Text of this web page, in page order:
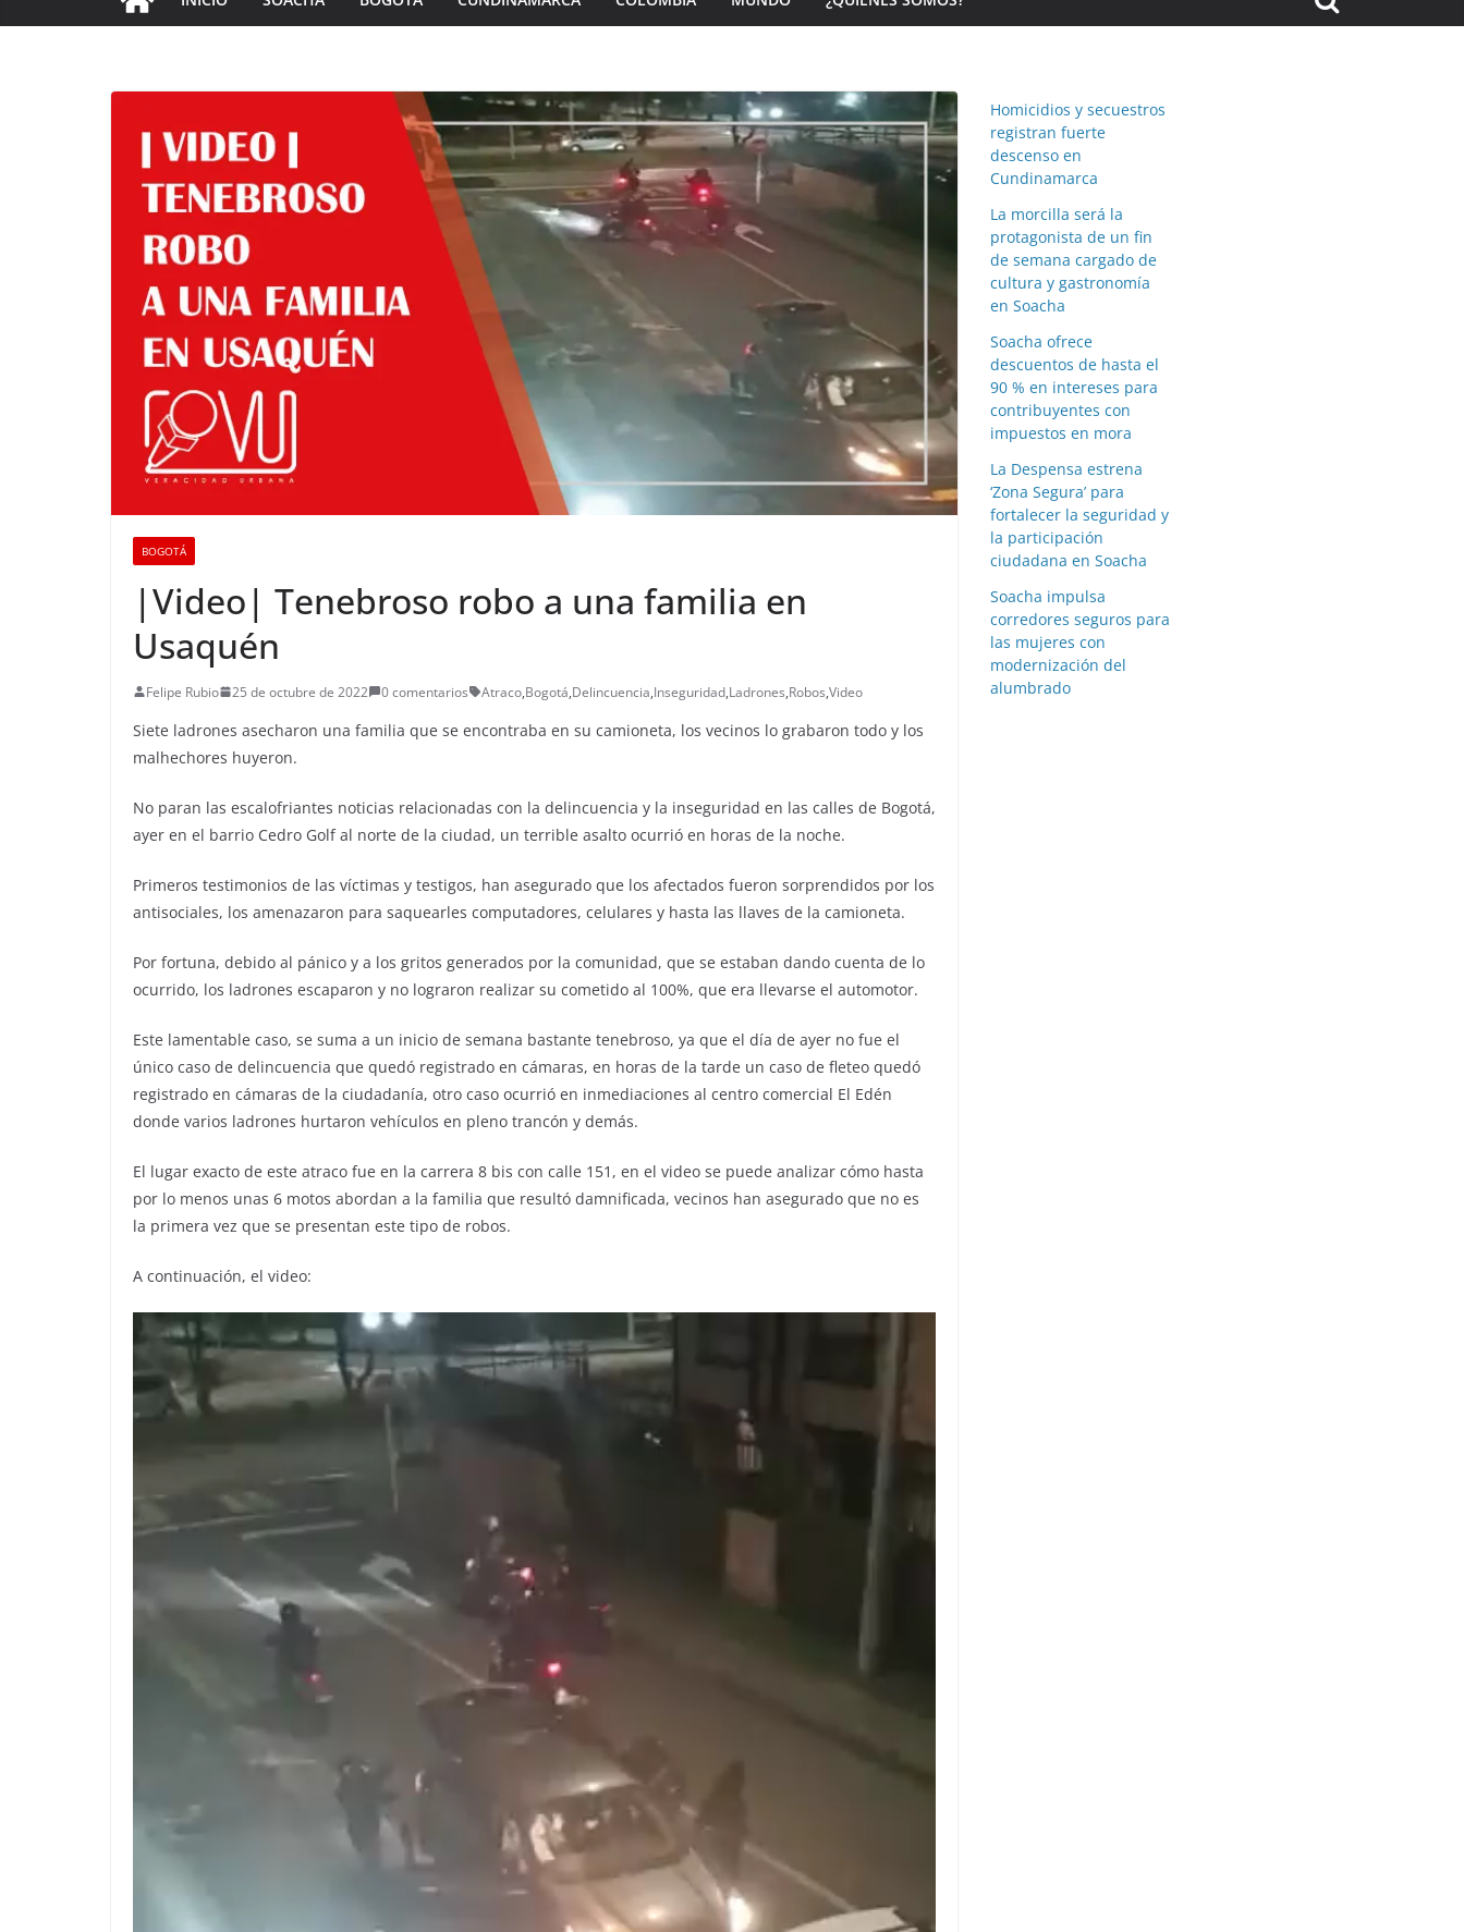
BOGOTÁ
|Video| Tenebroso robo a una familia en
Usaquén
Felipe Rubio 25 de octubre de 2022 0 comentarios Atraco,Bogotá,Delincuencia,Inseguridad,Ladrones,Robos,Video
Siete ladrones asecharon una familia que se encontraba en su camioneta, los vecinos lo grabaron todo y los
malhechores huyeron.
No paran las escalofriantes noticias relacionadas con la delincuencia y la inseguridad en las calles de Bogotá,
ayer en el barrio Cedro Golf al norte de la ciudad, un terrible asalto ocurrió en horas de la noche.
Primeros testimonios de las víctimas y testigos, han asegurado que los afectados fueron sorprendidos por los
antisociales, los amenazaron para saquearles computadores, celulares y hasta las llaves de la camioneta.
Por fortuna, debido al pánico y a los gritos generados por la comunidad, que se estaban dando cuenta de lo
ocurrido, los ladrones escaparon y no lograron realizar su cometido al 100%, que era llevarse el automotor.
Este lamentable caso, se suma a un inicio de semana bastante tenebroso, ya que el día de ayer no fue el
único caso de delincuencia que quedó registrado en cámaras, en horas de la tarde un caso de fleteo quedó
registrado en cámaras de la ciudadanía, otro caso ocurrió en inmediaciones al centro comercial El Edén
donde varios ladrones hurtaron vehículos en pleno trancón y demás.
El lugar exacto de este atraco fue en la carrera 8 bis con calle 151, en el video se puede analizar cómo hasta
por lo menos unas 6 motos abordan a la familia que resultó damnificada, vecinos han asegurado que no es
la primera vez que se presentan este tipo de robos.
A continuación, el video:
Homicidios y secuestros
registran fuerte
descenso en
Cundinamarca
La morcilla será la
protagonista de un fin
de semana cargado de
cultura y gastronomía
en Soacha
Soacha ofrece
descuentos de hasta el
90 % en intereses para
contribuyentes con
impuestos en mora
La Despensa estrena
‘Zona Segura’ para
fortalecer la seguridad y
la participación
ciudadana en Soacha
Soacha impulsa
corredores seguros para
las mujeres con
modernización del
alumbrado